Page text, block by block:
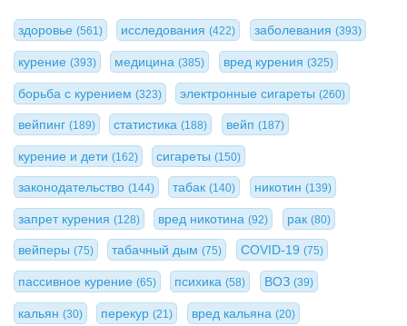
здоровье (561) исследования(422) заболевания (393)
курение (393) медицина(385) вред курения (325)
борьба с курением (323) электронные сигареты(260)
вейпинг (189) статистика(188) вейп (187)
курение и дети (162) сигареты(150)
законодательство (144) табак(140) никотин (139)
запрет курения (128) вред никотина(92) рак (80)
вейперы (75) табачный дым(75) COVID-19 (75)
пассивное курение (65) психика(58) ВОЗ (39)
кальян (30) перекур(21) вред кальяна (20)